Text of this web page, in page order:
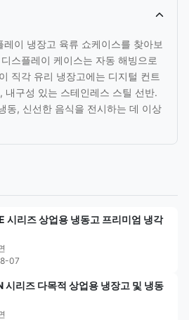
레이 냉장고 육류 쇼케이스를 찾아보
스플레이 케이스는 자동 해빙으로
직각 유리 냉장고에는 디지털 컨트
내구성 있는 스테인레스 스틸 선반.
동, 신선한 음식을 전시하는 데 이상
시리즈 상업용 냉동고 프리미엄 냉각
07
시리즈 다목적 상업용 냉장고 및 냉동